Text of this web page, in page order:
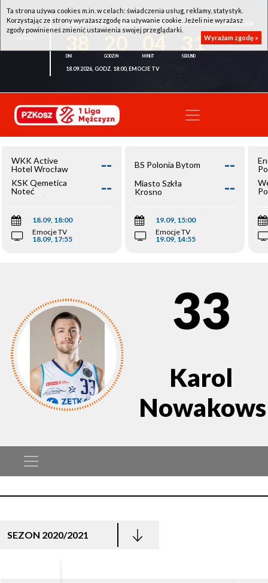
WKK ACTIVE HOTEL WROCŁAW - KSK QEMETICA NOTEĆ INOWROCŁAW
31
18.09.2026, GODZ. 18:00, EMOCJE TV
WKK Active
Hotel Wrocław
--
KSK Qemetica
Noteć
Inowrocław
--
18.09, 18:00
Emocje TV
18.09, 17:55
BS Polonia Bytom --
Miasto Szkła
Krosno
--
19.09, 15:00
Emocje TV
19.09, 14:55
33
Karol
SEZON 2020/2021
Ta strona używa cookies m.in. w celach: świadczenia usług, reklamy, statystyk.
Korzystając ze strony wyrażasz zgodę na używanie cookie. Jeżeli nie wyrażasz
zgody powinieneś zmienić ustawienia swojej przeglądarki.
Wyrażam zgodę »